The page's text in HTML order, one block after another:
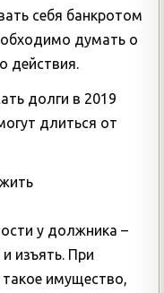
себя банкротом
думать о
действия.
долги в 2019
длиться от
у должника –
изъять. При
имущество,